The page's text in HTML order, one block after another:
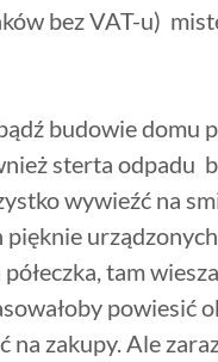
bez VAT-u)
budowie domu
sterta odpadu
wywieźć na
tam
powiesić
na zakupy. Ale